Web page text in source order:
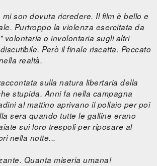
son dovuta ricredere. Il film è bello e
Purtroppo la violenza esercitata da
volontaria o involontaria sugli altri
Però il finale riscatta. Peccato
realtà.
sulla natura libertaria della
stupida. Anni fa nella campagna
al mattino aprivano il pollaio per poi
sera quando tutte le galline erano
sui loro trespoli per riposare al
nella notte...
Quanta miseria umana!